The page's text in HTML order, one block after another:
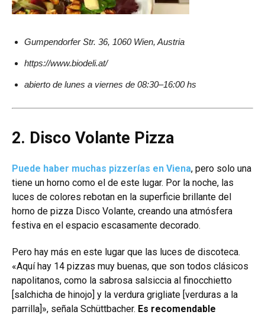
Gumpendorfer Str. 36, 1060 Wien, Austria
https://www.biodeli.at/
abierto de lunes a viernes de 08:30–16:00 hs
2. Disco Volante Pizza
Puede haber muchas pizzerías en Viena, pero solo una
tiene un horno como el de este lugar. Por la noche, las
luces de colores rebotan en la superficie brillante del
horno de pizza Disco Volante, creando una atmósfera
festiva en el espacio escasamente decorado.
Pero hay más en este lugar que las luces de discoteca.
«Aquí hay 14 pizzas muy buenas, que son todos clásicos
napolitanos, como la sabrosa salsiccia al finocchietto
[salchicha de hinojo] y la verdura grigliate [verduras a la
parrilla]», señala Schüttbacher. Es recomendable